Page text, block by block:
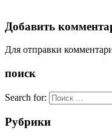
Добавить
Для отправки
поиск
Search for:
Рубрики